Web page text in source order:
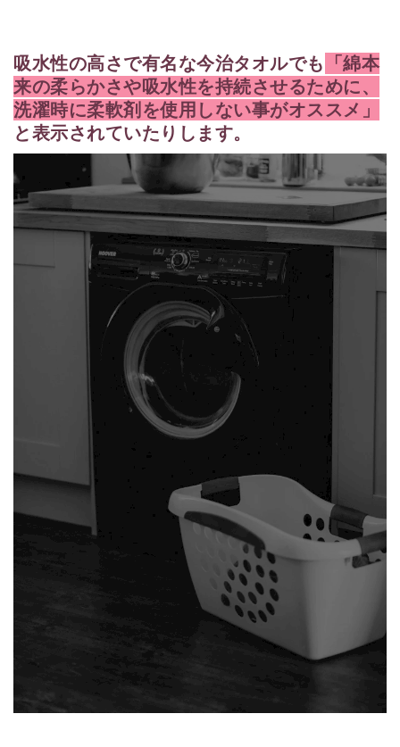
吸水性の高さで有名な今治タオルでも
「綿本
来の柔らかさや吸水性を持続させるために、
洗濯時に柔軟剤を使用しない事がオススメ」
と表示されていたりします。